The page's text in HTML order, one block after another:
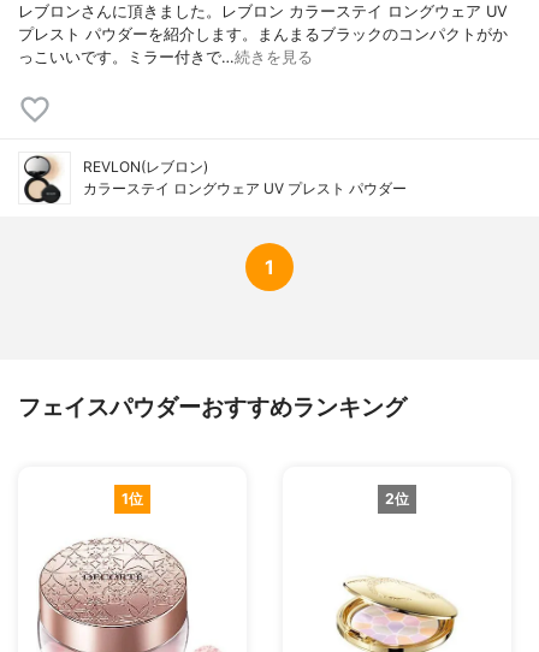
レブロンさんに頂きました。レブロン カラーステイ ロングウェア UV
プレスト パウダーを紹介します。まんまるブラックのコンパクトがか
っこいいです。ミラー付きで…続きを見る
REVLON(レブロン)
カラーステイ ロングウェア UV プレスト パウダー
1
フェイスパウダーおすすめランキング
1位 2位